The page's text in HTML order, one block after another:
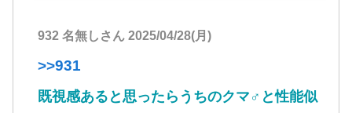
932 名無しさん 2025/04/28(月)
>>931
既視感あると思ったらうちのクマ♂と性能似